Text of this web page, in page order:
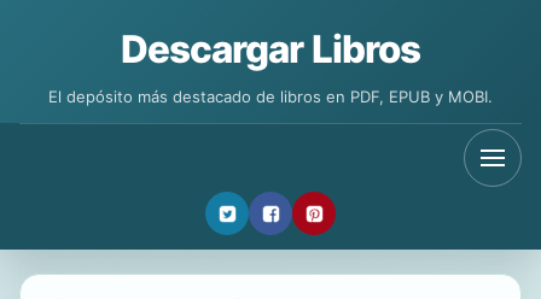
Descargar Libros
El depósito más destacado de libros en PDF, EPUB y MOBI.